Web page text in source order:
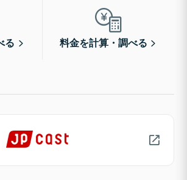
る 料金を計算・調べる